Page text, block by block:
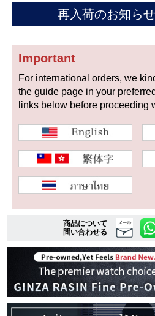
商品の状態
新品
中古品
WEB限定品
複数条件で商品
ご利用ガ
GINZA RASINのプレミアムクオ
再入荷のお知ら
Important
For international orders, we
the guide page in your
links below before proceeding
商品について
問い合わせる
メール